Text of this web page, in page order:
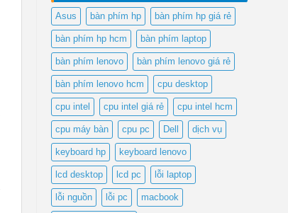
₫650,000.
Asus bàn phím hp bàn phím hp giá rẻ
bàn phím hp hcm bàn phím laptop
bàn phím lenovo bàn phím lenovo giá rẻ
bàn phím lenovo hcm cpu desktop
cpu intel cpu intel giá rẻ cpu intel hcm
cpu máy bàn cpu pc Dell dịch vụ
keyboard hp keyboard lenovo
lcd desktop lcd pc lỗi laptop
lỗi nguồn lỗi pc macbook